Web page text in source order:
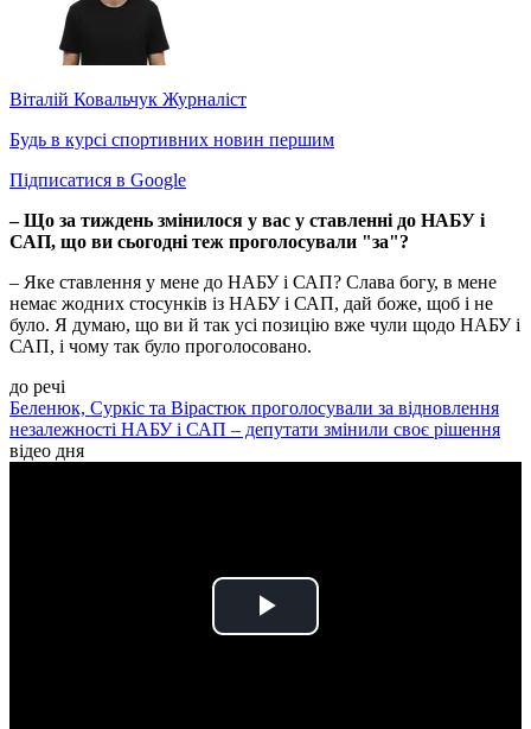
Віталій Ковальчук Журналіст
Будь в курсі спортивних новин першим
Підписатися в Google
– Що за тиждень змінилося у вас у ставленні до НАБУ і
САП, що ви сьогодні теж проголосували "за"?
– Яке ставлення у мене до НАБУ і САП? Слава богу, в мене
немає жодних стосунків із НАБУ і САП, дай боже, щоб і не
було. Я думаю, що ви й так усі позицію вже чули щодо НАБУ і
САП, і чому так було проголосовано.
до речі
Беленюк, Суркіс та Вірастюк проголосували за відновлення
незалежності НАБУ і САП – депутати змінили своє рішення
відео дня
Play